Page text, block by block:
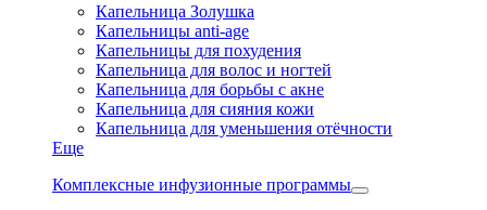
Капельница Золушка
Капельницы anti-age
Капельницы для похудения
Капельница для волос и ногтей
Капельница для борьбы с акне
Капельница для сияния кожи
Капельница для уменьшения отёчности
Еще
Комплексные инфузионные программы